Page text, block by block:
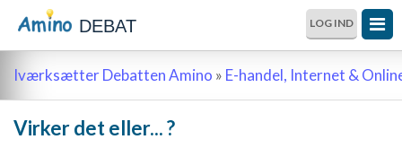
DEBAT LOG IND
Iværksætter Debatten Amino » E-handel, Internet &
Virker det eller... ?